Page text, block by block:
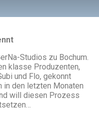
Studios zu Bochum.
klasse Produzenten,
und Flo, gekonnt
in den letzten Monaten
will diesen Prozess